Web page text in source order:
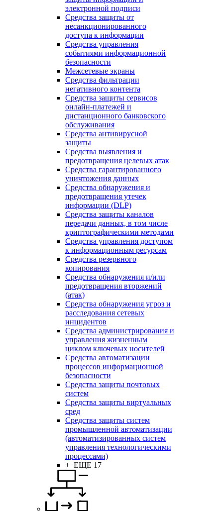
электронной подписи
Средства защиты от
несанкционированного
доступа к информации
Средства управления
событиями информационной
безопасности
Межсетевые экраны
Средства фильтрации
негативного контента
Средства защиты сервисов
онлайн-платежей и
дистанционного банковского
обслуживания
Средства антивирусной
защиты
Средства выявления и
предотвращения целевых атак
Средства гарантированного
уничтожения данных
Средства обнаружения и
предотвращения утечек
информации (DLP)
Средства защиты каналов
передачи данных, в том числе
криптографическими методами
Средства управления доступом
к информационным ресурсам
Средства резервного
копирования
Средства обнаружения и/или
предотвращения вторжений
(атак)
Средства обнаружения угроз и
расследования сетевых
инцидентов
Средства администрирования и
управления жизненным
циклом ключевых носителей
Средства автоматизации
процессов информационной
безопасности
Средства защиты почтовых
систем
Средства защиты виртуальных
сред
Средства защиты систем
промышленной автоматизации
(автоматизированных систем
управления технологическими
процессами)
+ ЕЩЕ 17